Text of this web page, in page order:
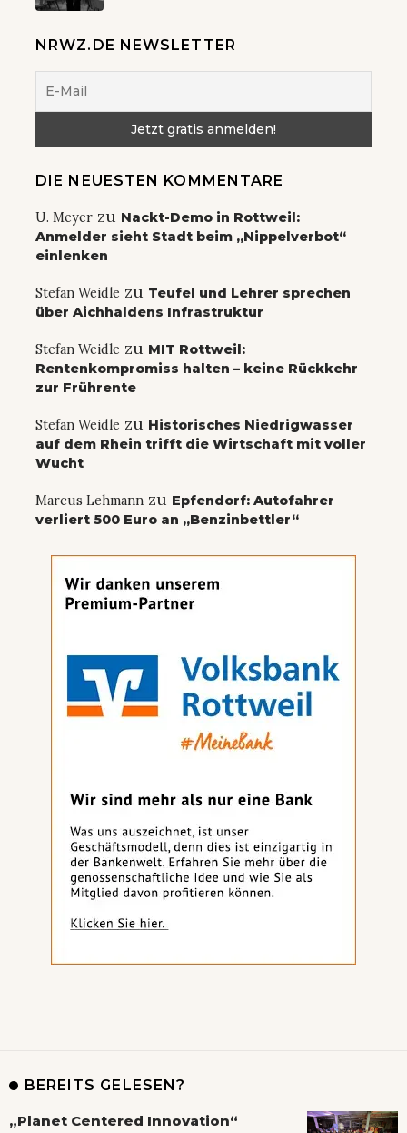
NRWZ.DE NEWSLETTER
DIE NEUESTEN KOMMENTARE
U. Meyer zu Nackt-Demo in Rottweil:
Anmelder sieht Stadt beim „Nippelverbot“
einlenken
Stefan Weidle zu Teufel und Lehrer sprechen
über Aichhaldens Infrastruktur
Stefan Weidle zu MIT Rottweil:
Rentenkompromiss halten – keine Rückkehr
zur Frührente
Stefan Weidle zu Historisches Niedrigwasser
auf dem Rhein trifft die Wirtschaft mit voller
Wucht
Marcus Lehmann zu Epfendorf: Autofahrer
verliert 500 Euro an „Benzinbettler“
BEREITS GELESEN?
„Planet Centered Innovation“